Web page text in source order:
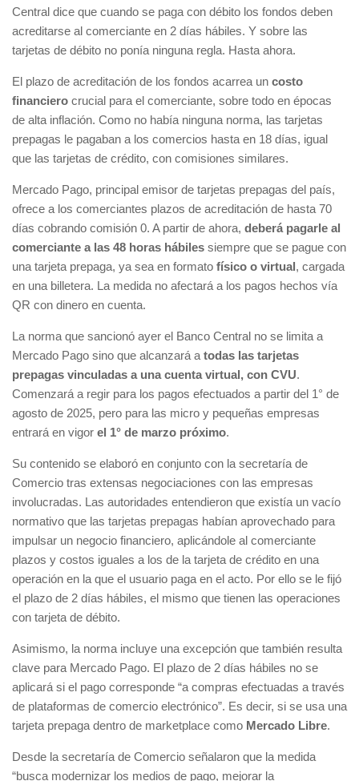
Central dice que cuando se paga con débito los fondos deben
acreditarse al comerciante en 2 días hábiles. Y sobre las
tarjetas de débito no ponía ninguna regla. Hasta ahora.
El plazo de acreditación de los fondos acarrea un costo
financiero crucial para el comerciante, sobre todo en épocas
de alta inflación. Como no había ninguna norma, las tarjetas
prepagas le pagaban a los comercios hasta en 18 días, igual
que las tarjetas de crédito, con comisiones similares.
Mercado Pago, principal emisor de tarjetas prepagas del país,
ofrece a los comerciantes plazos de acreditación de hasta 70
días cobrando comisión 0. A partir de ahora, deberá pagarle al
comerciante a las 48 horas hábiles siempre que se pague con
una tarjeta prepaga, ya sea en formato físico o virtual, cargada
en una billetera. La medida no afectará a los pagos hechos vía
QR con dinero en cuenta.
La norma que sancionó ayer el Banco Central no se limita a
Mercado Pago sino que alcanzará a todas las tarjetas
prepagas vinculadas a una cuenta virtual, con CVU.
Comenzará a regir para los pagos efectuados a partir del 1° de
agosto de 2025, pero para las micro y pequeñas empresas
entrará en vigor el 1° de marzo próximo.
Su contenido se elaboró en conjunto con la secretaría de
Comercio tras extensas negociaciones con las empresas
involucradas. Las autoridades entendieron que existía un vacío
normativo que las tarjetas prepagas habían aprovechado para
impulsar un negocio financiero, aplicándole al comerciante
plazos y costos iguales a los de la tarjeta de crédito en una
operación en la que el usuario paga en el acto. Por ello se le fijó
el plazo de 2 días hábiles, el mismo que tienen las operaciones
con tarjeta de débito.
Asimismo, la norma incluye una excepción que también resulta
clave para Mercado Pago. El plazo de 2 días hábiles no se
aplicará si el pago corresponde “a compras efectuadas a través
de plataformas de comercio electrónico”. Es decir, si se usa una
tarjeta prepaga dentro de marketplace como Mercado Libre.
Desde la secretaría de Comercio señalaron que la medida
“busca modernizar los medios de pago, mejorar la